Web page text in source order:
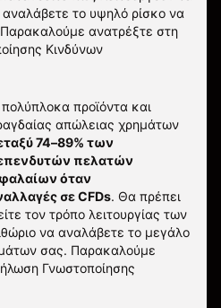
το υψηλό ρίσκο να
ανατρέξτε στη
Κινδύνων
προϊόντα και
απώλειας χρημάτων
74–89% των
πελατών
όταν
σε CFDs. Θα πρέπει
τον τρόπο λειτουργίας των
να αναλάβετε το μεγάλο
σας. Παρακαλούμε
Γνωστοποίησης